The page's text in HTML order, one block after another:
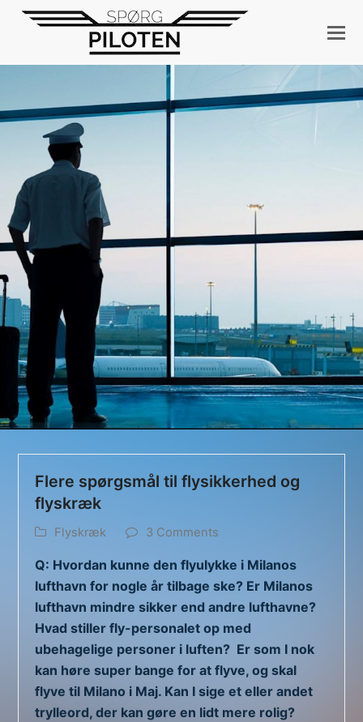
Flere spørgsmål til flysikkerhed og
flyskræk
Flyskræk 3 Comments
Q: Hvordan kunne den flyulykke i Milanos
lufthavn for nogle år tilbage ske? Er Milanos
lufthavn mindre sikker end andre lufthavne?
Hvad stiller fly-personalet op med
ubehagelige personer i luften? Er som I nok
kan høre super bange for at flyve, og skal
flyve til Milano i Maj. Kan I sige et eller andet
trylleord, der kan gøre en lidt mere rolig?